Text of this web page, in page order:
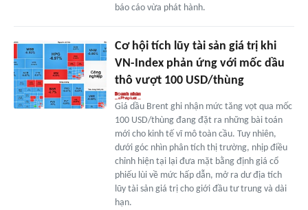
báo cáo vừa phát hành.
Cơ hội tích lũy tài sản giá trị khi
VN-Index phản ứng với mốc dầu
thô vượt 100 USD/thùng
Giá dầu Brent ghi nhận mức tăng vọt qua mốc
100 USD/thùng đang đặt ra những bài toán
mới cho kinh tế vĩ mô toàn cầu. Tuy nhiên,
dưới góc nhìn phân tích thị trường, nhịp điều
chỉnh hiện tại lại đưa mặt bằng định giá cổ
phiếu lùi về mức hấp dẫn, mở ra dư địa tích
lũy tài sản giá trị cho giới đầu tư trung và dài
hạn.